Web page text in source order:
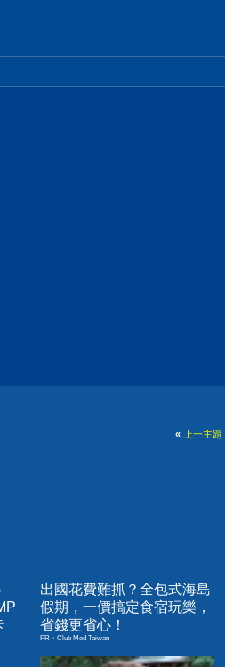
« 上一主題
出國花費難抓？全包式海島
假期，一價搞定食宿玩樂，
省錢更省心！
PR・Club Med Taiwan